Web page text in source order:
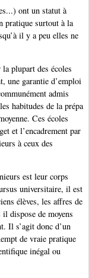
ont un statut à
pratique surtout à la
il y a peu elles ne
plupart des écoles
une garantie d’emploi
admis
habitudes de la prépa
Ces écoles
et l’encadrement par
à ceux des
est leur corps
universitaire, il est
élèves, les affres de
dispose de moyens
Il s’agit donc d’un
de vraie pratique
inégal ou